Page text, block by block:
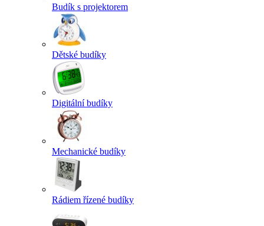
Budík s projektorem
Dětské budíky
Digitální budíky
Mechanické budíky
Rádiem řízené budíky